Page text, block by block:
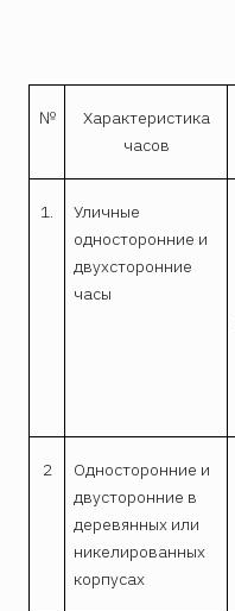
№
Характеристика
часов
1.
Уличные
односторонние и
двухсторонние
часы
2
Односторонние и
дву­сто­ронние в
деревянных или
никелированных
кор­пу­сах